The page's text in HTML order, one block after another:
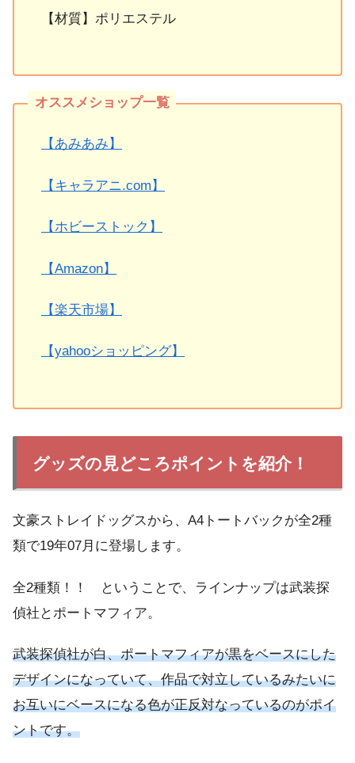
【材質】ポリエステル
【あみあみ】
【キャラアニ.com】
【ホビーストック】
【Amazon】
【楽天市場】
【yahooショッピング】
グッズの見どころポイントを紹介！
文豪ストレイドッグスから、A4トートバックが全2種
類で19年07月に登場します。
全2種類！！ ということで、ラインナップは武装探
偵社とポートマフィア。
武装探偵社が白、ポートマフィアが黒をベースにした
デザインになっていて、作品で対立しているみたいに
お互いにベースになる色が正反対なっているのがポイ
ントです。